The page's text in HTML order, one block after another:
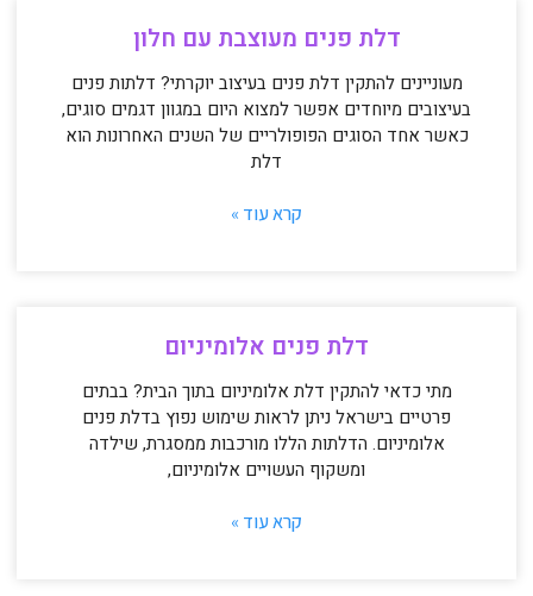
דלת פנים מעוצבת עם חלון
מעוניינים להתקין דלת פנים בעיצוב יוקרתי? דלתות פנים
בעיצובים מיוחדים אפשר למצוא היום במגוון דגמים סוגים,
כאשר אחד הסוגים הפופולריים של השנים האחרונות הוא
דלת
קרא עוד »
דלת פנים אלומיניום
מתי כדאי להתקין דלת אלומיניום בתוך הבית? בבתים
פרטיים בישראל ניתן לראות שימוש נפוץ בדלת פנים
אלומיניום. הדלתות הללו מורכבות ממסגרת, שילדה
ומשקוף העשויים אלומיניום,
קרא עוד »